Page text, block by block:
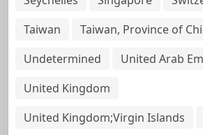
Taiwan
Taiwan, Province of
Undetermined
United Arab
United Kingdom
United Kingdom;Virgin Islands